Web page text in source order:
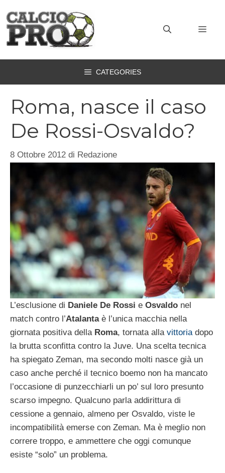
contenuto
CATEGORIES
Roma, nasce il caso
De Rossi-Osvaldo?
8 Ottobre 2012 di Redazione
L’esclusione di Daniele De Rossi e Osvaldo nel
match contro l’Atalantaè l’unica macchia nella
giornata positiva della Roma, tornata alla vittoriadopo
la brutta sconfitta contro la Juve. Una scelta tecnica
ha spiegato Zeman, ma secondo molti nasce già un
caso anche perché il tecnico boemo non ha mancato
l’occasione di punzecchiarli un po’ sul loro presunto
scarso impegno. Qualcuno parla addirittura di
cessione a gennaio, almeno per Osvaldo, viste le
incompatibilità emerse con Zeman. Ma è meglio non
correre troppo, e ammettere che oggi comunque
esiste “solo” un problema.